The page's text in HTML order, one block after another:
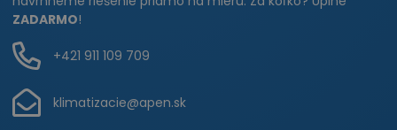
ZADARMO!
+421 911 109 709
klimatizacie@apen.sk